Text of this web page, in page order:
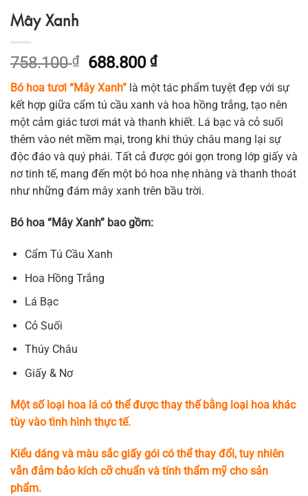
Mây Xanh
758.100₫
Giá
gốc
là:
758.100 ₫.
688.800₫Giá
hiện
tại
là:
688.800 ₫.
Bó hoa tươi “Mây Xanh” là một tác phẩm tuyệt đẹp với sự
kết hợp giữa cẩm tú cầu xanh và hoa hồng trắng, tạo nên
một cảm giác tươi mát và thanh khiết. Lá bạc và cỏ suối
thêm vào nét mềm mại, trong khi thúy châu mang lại sự
độc đáo và quý phái. Tất cả được gói gọn trong lớp giấy và
nơ tinh tế, mang đến một bó hoa nhẹ nhàng và thanh thoát
như những đám mây xanh trên bầu trời.
Bó hoa “Mây Xanh” bao gồm:
Cẩm Tú Cầu Xanh
Hoa Hồng Trắng
Lá Bạc
Cỏ Suối
Thúy Châu
Giấy & Nơ
Một số loại hoa lá có thể được thay thế bằng loại hoa khác
tùy vào tình hình thực tế.
Kiểu dáng và màu sắc giấy gói có thể thay đổi, tuy nhiên
vẫn đảm bảo kích cỡ chuẩn và tính thẩm mỹ cho sản
phẩm.